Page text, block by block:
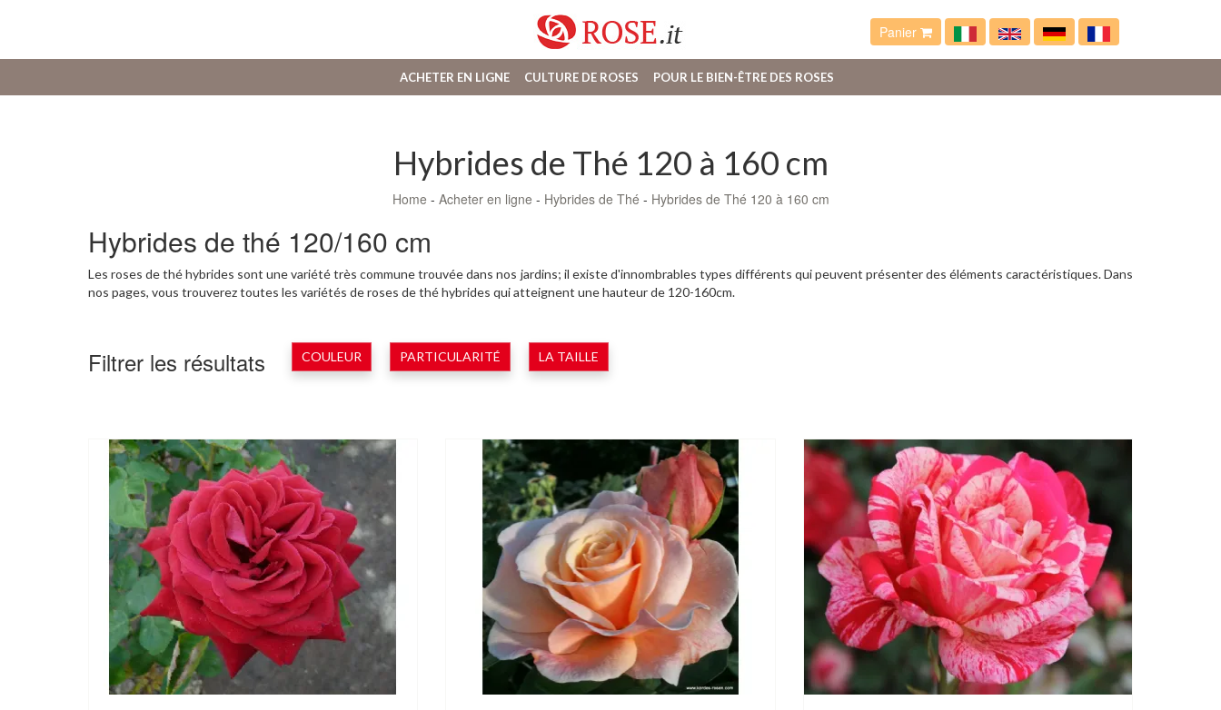
Panier
ACHETER EN LIGNE CULTURE DE ROSES POUR LE BIEN-ÊTRE DES ROSES
Hybrides de Thé 120 à 160 cm
Home - Acheter en ligne - Hybrides de Thé - Hybrides de Thé 120 à 160 cm
Hybrides de thé 120/160 cm
Les roses de thé hybrides sont une variété très commune trouvée dans nos jardins; il existe d'innombrables types différents qui peuvent présenter des éléments caractéristiques. Dans
nos pages, vous trouverez toutes les variétés de roses de thé hybrides qui atteignent une hauteur de 120-160cm.
Filtrer les résultats COULEUR PARTICULARITÉ LA TAILLE